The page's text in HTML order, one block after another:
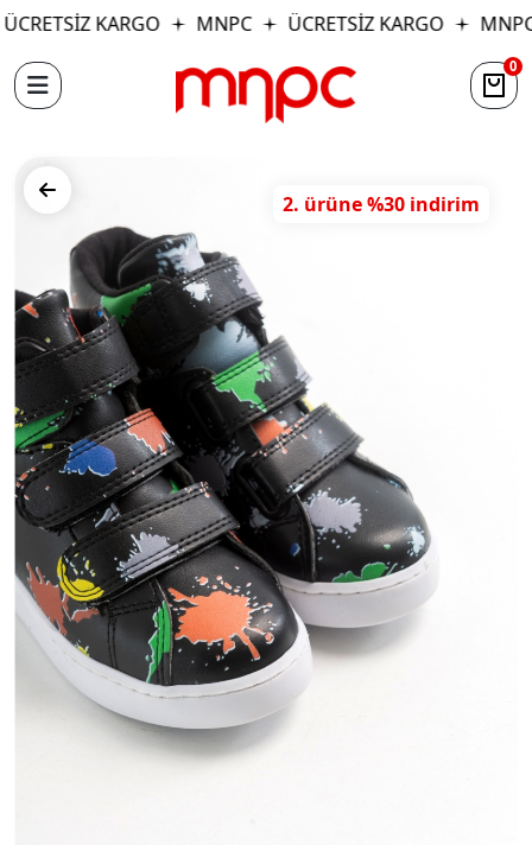
KARGO MNPC ÜCRETSİZ KARGO MNPC
0
2. ürüne %30 indirim